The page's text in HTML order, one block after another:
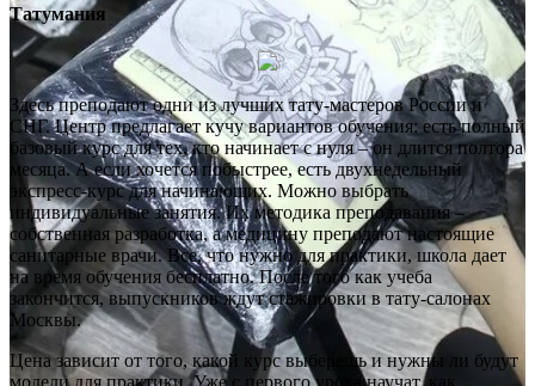
Татумания
Здесь преподают одни из лучших тату-мастеров России и
СНГ. Центр предлагает кучу вариантов обучения: есть полный
базовый курс для тех, кто начинает с нуля – он длится полтора
месяца. А если хочется побыстрее, есть двухнедельный
экспресс-курс для начинающих. Можно выбрать
индивидуальные занятия. Их методика преподавания –
собственная разработка, а медицину преподают настоящие
санитарные врачи. Все, что нужно для практики, школа дает
на время обучения бесплатно. После того как учеба
закончится, выпускников ждут стажировки в тату-салонах
Москвы.
Цена зависит от того, какой курс выберешь и нужны ли будут
модели для практики. Уже с первого урока научат, как